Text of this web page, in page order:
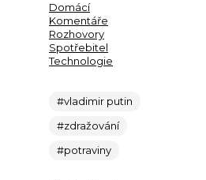
Domácí
Komentáře
Rozhovory
Spotřebitel
Technologie
#vladimir putin
#zdražování
#potraviny